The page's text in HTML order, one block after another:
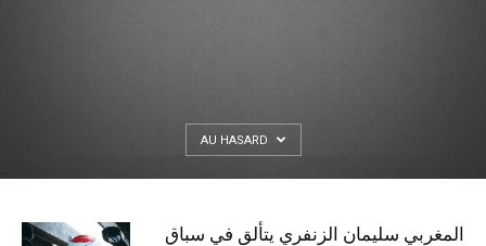
AU HASARD
المغربي سليمان الزنفري يتألق في سباق